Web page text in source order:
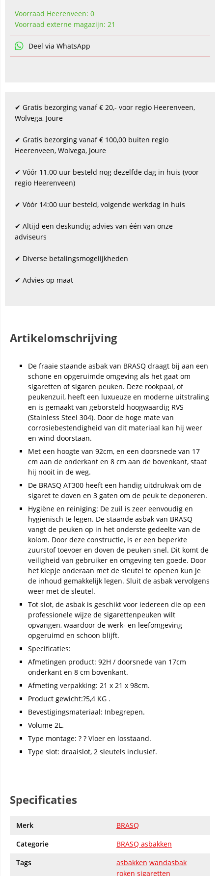
Voorraad Heerenveen: 0
Voorraad externe magazijn: 21
Deel via WhatsApp
✔ Gratis bezorging vanaf € 20,- voor regio Heerenveen,
Wolvega, Joure
✔ Gratis bezorging vanaf € 100,00 buiten regio
Heerenveen, Wolvega, Joure
✔ Vóór 11.00 uur besteld nog dezelfde dag in huis (voor
regio Heerenveen)
✔ Vóór 14:00 uur besteld, volgende werkdag in huis
✔ Altijd een deskundig advies van één van onze
adviseurs
✔ Diverse betalingsmogelijkheden
✔ Advies op maat
Artikelomschrijving
De fraaie staande asbak van BRASQ draagt bij aan een
schone en opgeruimde omgeving als het gaat om
sigaretten of sigaren peuken. Deze rookpaal, of
peukenzuil, heeft een luxueuze en moderne uitstraling
en is gemaakt van geborsteld hoogwaardig RVS
(Stainless Steel 304). Door de hoge mate van
corrosiebestendigheid van dit materiaal kan hij weer
en wind doorstaan.
Met een hoogte van 92cm, en een doorsnede van 17
cm aan de onderkant en 8 cm aan de bovenkant, staat
hij nooit in de weg.
De BRASQ AT300 heeft een handig uitdrukvak om de
sigaret te doven en 3 gaten om de peuk te deponeren.
Hygiëne en reiniging: De zuil is zeer eenvoudig en
hygiënisch te legen. De staande asbak van BRASQ
vangt de peuken op in het onderste gedeelte van de
kolom. Door deze constructie, is er een beperkte
zuurstof toevoer en doven de peuken snel. Dit komt de
veiligheid van gebruiker en omgeving ten goede. Door
het klepje onderaan met de sleutel te openen kun je
de inhoud gemakkelijk legen. Sluit de asbak vervolgens
weer met de sleutel.
Tot slot, de asbak is geschikt voor iedereen die op een
professionele wijze de sigarettenpeuken wilt
opvangen, waardoor de werk- en leefomgeving
opgeruimd en schoon blijft.
Specificaties:
Afmetingen product: 92H / doorsnede van 17cm
onderkant en 8 cm bovenkant.
Afmeting verpakking: 21 x 21 x 98cm.
Product gewicht:?5,4 KG .
Bevestigingsmateriaal: Inbegrepen.
Volume 2L.
Type montage: ? ? Vloer en losstaand.
Type slot: draaislot, 2 sleutels inclusief.
Specificaties
Merk
BRASQ
Categorie
BRASQ asbakken
Tags
asbakken wandasbak
roken sigaretten